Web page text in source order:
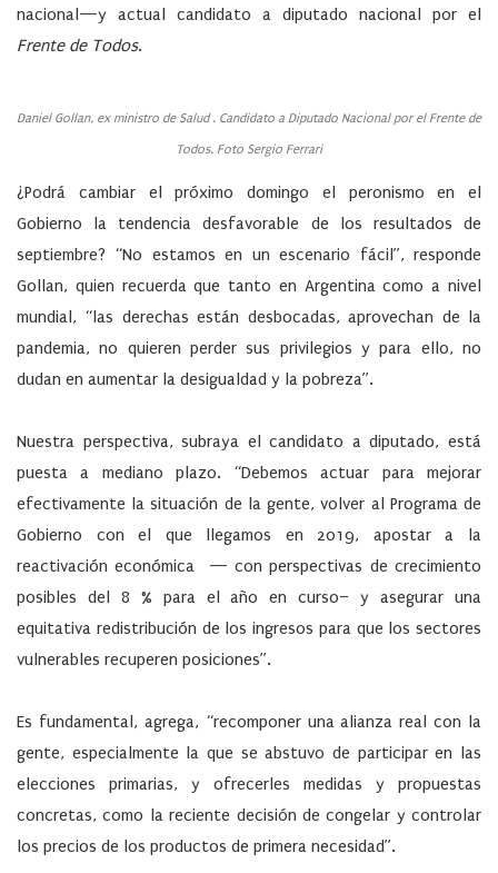
nacional—y actual candidato a diputado nacional por el
Frente de Todos.
Daniel Gollan, ex ministro de Salud . Candidato a Diputado Nacional por el Frente de
Todos. Foto Sergio Ferrari
¿Podrá cambiar el próximo domingo el peronismo en el
Gobierno la tendencia desfavorable de los resultados de
septiembre? “No estamos en un escenario fácil”, responde
Gollan, quien recuerda que tanto en Argentina como a nivel
mundial, “las derechas están desbocadas, aprovechan de la
pandemia, no quieren perder sus privilegios y para ello, no
dudan en aumentar la desigualdad y la pobreza”.
Nuestra perspectiva, subraya el candidato a diputado, está
puesta a mediano plazo. “Debemos actuar para mejorar
efectivamente la situación de la gente, volver al Programa de
Gobierno con el que llegamos en 2019, apostar a la
reactivación económica — con perspectivas de crecimiento
posibles del 8 % para el año en curso– y asegurar una
equitativa redistribución de los ingresos para que los sectores
vulnerables recuperen posiciones”.
Es fundamental, agrega, “recomponer una alianza real con la
gente, especialmente la que se abstuvo de participar en las
elecciones primarias, y ofrecerles medidas y propuestas
concretas, como la reciente decisión de congelar y controlar
los precios de los productos de primera necesidad”.